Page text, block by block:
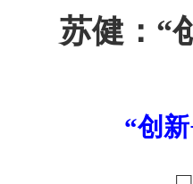
苏健：“
“创